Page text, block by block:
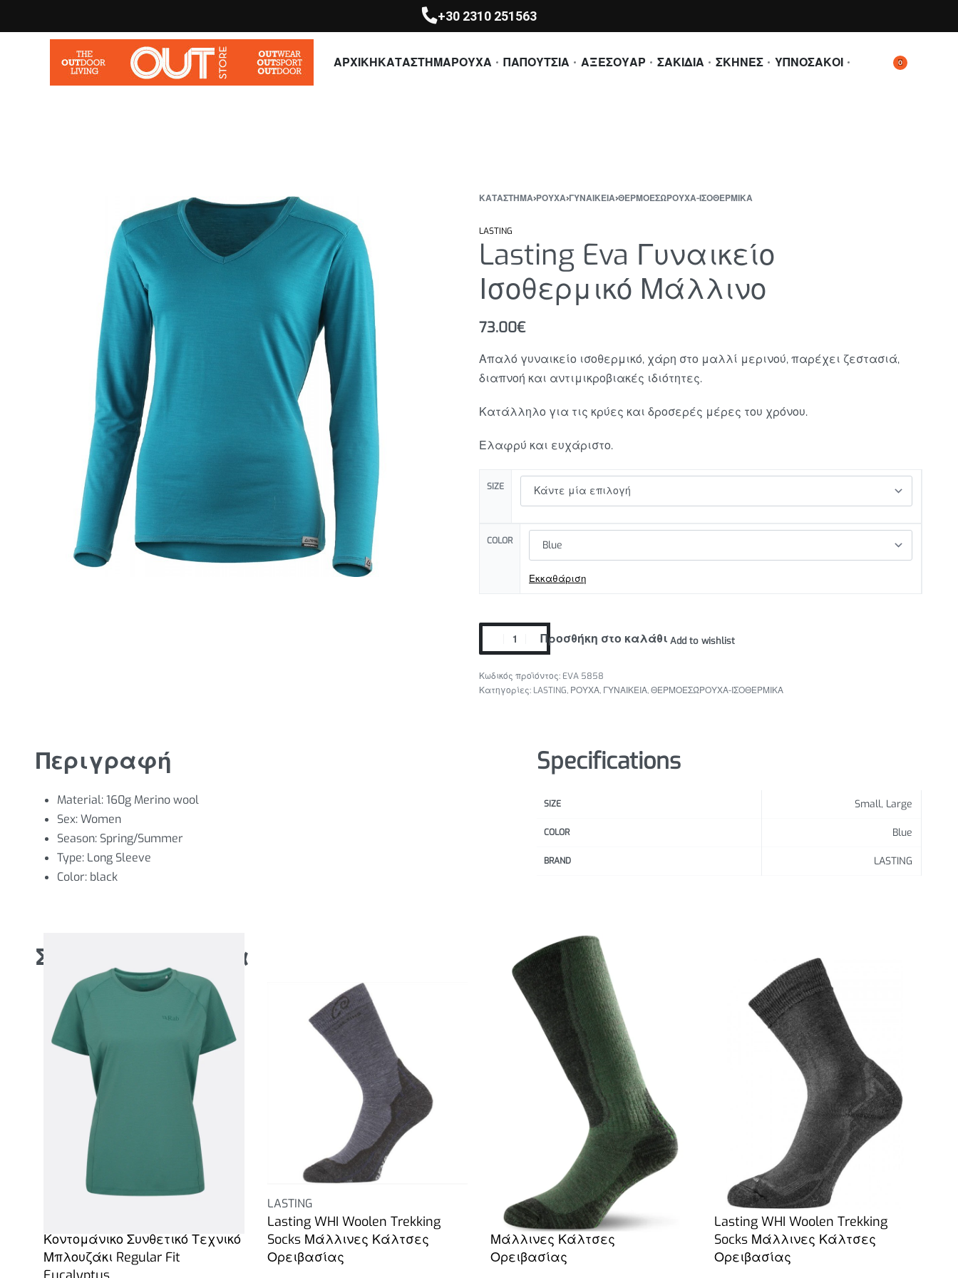
+30 2310 251563
ΑΡΧΙΚΗΚΑΤΑΣΤΗΜΑΡΟΥΧΑ ΠΑΠΟΥΤΣΙΑ ΑΞΕΣΟΥΑΡ ΣΑΚΙΔΙΑ ΣΚΗΝΕΣ ΥΠΝΟΣΑΚΟΙ 0
ΚΑΤΆΣΤΗΜΑ›ΡΟΥΧΑ›ΓΥΝΑΙΚΕΙΑ›ΘΕΡΜΟΕΣΏΡΟΥΧΑ-ΙΣΟΘΕΡΜΙΚΑ
LASTING
Lasting Eva Γυναικείο
Ισοθερμικό Μάλλινο
73.00€
Απαλό γυναικείο ισοθερμικό, χάρη στο μαλλί μερινού, παρέχει ζεστασιά,
διαπνοή και αντιμικροβιακές ιδιότητες.
Κατάλληλο για τις κρύες και δροσερές μέρες του χρόνου.
Ελαφρύ και ευχάριστο.
SIZE
COLOR
Εκκαθάριση
Προσθήκη στο καλάθι Add to wishlist
EVA 5858
Κατηγορίες: LASTING, ΡΟΥΧΑ, ΓΥΝΑΙΚΕΙΑ,ΘΕΡΜΟΕΣΏΡΟΥΧΑ-ΙΣΟΘΕΡΜΙΚΑ
Περιγραφή
Material:160g Merino wool
Sex:Women
Season: Spring/Summer
Type: Long Sleeve
Color: black
Specifications
SIZE Small, Large
COLOR Blue
BRAND LASTING
Σχετικά προϊόντα
Κοντομάνικο Συνθετικό Τεχνικό
Μπλουζάκι Regular Fit
LASTING
Lasting WHI Woolen Trekking
Socks Μάλλινες Κάλτσες
Ορειβασίας
LASTING
Lasting WSM Χειμερινές Merino
Μάλλινες Κάλτσες
Ορειβασίας
LASTING
Lasting WHI Woolen Trekking
Socks Μάλλινες Κάλτσες
Ορειβασίας